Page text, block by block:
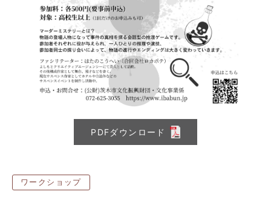
PDFダウンロード
ワークショップ